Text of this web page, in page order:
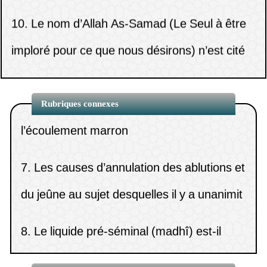
imploré pour ce que nous désirons) n’est cité
( Vues22672 )
11.Le jugement concernant le
fait d’entrer aux toilettes avec un téléphone
portable sur
( Vues21934 )
Ramadan.
( Vues21318 )
laquelle on a récité [du Coran].
( Vues19204 )
Rubriques connexes
chau
6.Quel est le jugement concernant
l’écoulement jaunâtre (safrah) et
l’écoulement marron
du jeûne au sujet desquelles il y a unanimit
Le liquide pré-séminal (madhî) est-il
impur ?
4.L’avis du Dr Khâlid Al-Muslih sur le
5.Le nom d’Allah As-Samad (Le Seul à
être imploré pour ce que nous désirons)
n’est cité
6.Que signifie le soufisme islamique ?
7. L’innovation des Khawârij n’est pas
fondée sur l’athéisme et l’hérésie.